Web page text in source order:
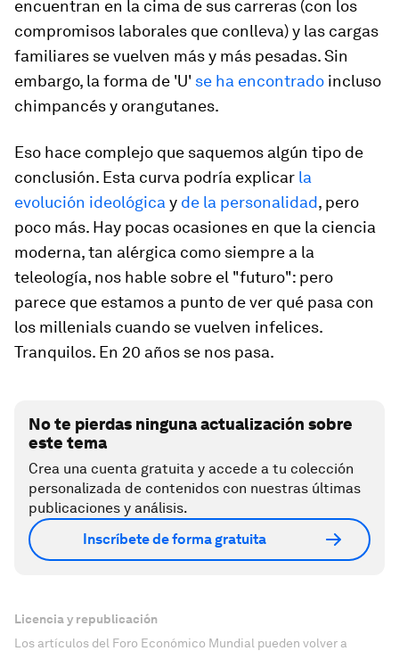
encuentran en la cima de sus carreras (con los
compromisos laborales que conlleva) y las cargas
familiares se vuelven más y más pesadas. Sin
embargo, la forma de 'U' se ha encontrado incluso
chimpancés y orangutanes.
Eso hace complejo que saquemos algún tipo de
conclusión. Esta curva podría explicar la
evolución ideológica y de la personalidad, pero
poco más. Hay pocas ocasiones en que la ciencia
moderna, tan alérgica como siempre a la
teleología, nos hable sobre el "futuro": pero
parece que estamos a punto de ver qué pasa con
los millenials cuando se vuelven infelices.
Tranquilos. En 20 años se nos pasa.
No te pierdas ninguna actualización sobre
este tema
Crea una cuenta gratuita y accede a tu colección
personalizada de contenidos con nuestras últimas
publicaciones y análisis.
Inscríbete de forma gratuita
Licencia y republicación
Los artículos del Foro Económico Mundial pueden volver a